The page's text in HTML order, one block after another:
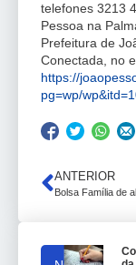
telefones 3213
Pessoa na
Prefeitura de
Conectada, no
https://
pg=wp/
ANTERIOR